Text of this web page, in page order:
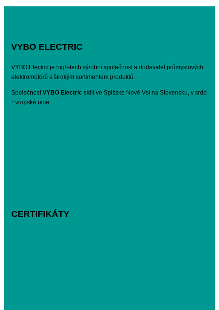
VYBO ELECTRIC
VYBO Electric je high-tech výrobní společnost a dodavatel průmyslových
elektromotorů s širokým sortimentem produktů.
SpolečnostVYBO Electric sídlí ve Spišské Nové Vsi na Slovensku, v srdci
Evropské unie.
CERTIFIKÁTY